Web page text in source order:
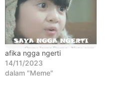
afika ngga ngerti
14/11/2023
dalam "Meme"